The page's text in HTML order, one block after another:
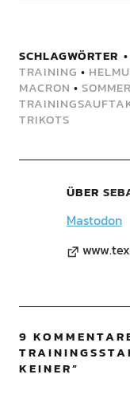
SCHLAGWÖRTER
TRAINING •
MACRON •
TRIKOTS
ÜBER
Mastodon
9
KEINER”